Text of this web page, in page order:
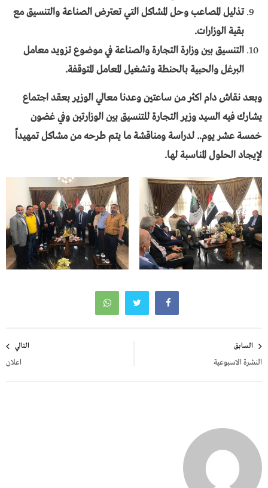
تذليل المصاعب وحل المشاكل التي تعترض الصناعة والتنسيق مع
بقية الوزارات.
التنسيق بين وزارة التجارة والصناعة في موضوع تزويد معامل
البرغل والحبية بالحنطة وتشغيل المعامل المتوقفة.
وبعــــــــــــــــــــــــد نقاش دام اكثر من ساعتين وعدنا معالي الوزير بعقد اجتماع
يشارك فيه السيد وزير التجارة للتنسيق بين الوزارتين وفي غضون
خمسة عشر يوم.. لدراسة ومناقشة ما يتم طرحه من مشاكل تمهيداً
لإيجاد الحلول المناسبة لها.
المقالات
السابق
النشرة الاسبوعية
التالي
اعلان